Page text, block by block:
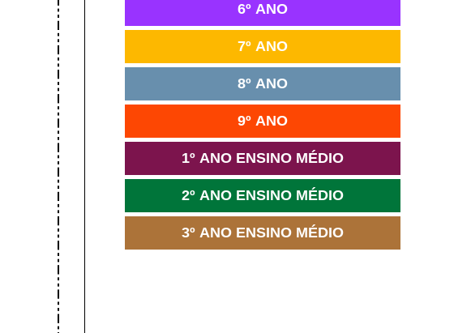
6º ANO
7º ANO
8º ANO
9º ANO
1º ANO ENSINO MÉDIO
2º ANO ENSINO MÉDIO
3º ANO ENSINO MÉDIO